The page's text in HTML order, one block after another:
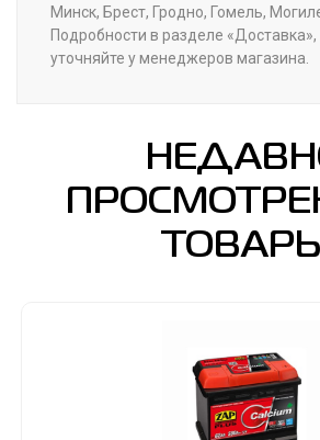
Минск, Брест, Гродно, Гомель,
Подробности в разделе
уточняйте у менеджеров магазина.
ТОВАРЫ